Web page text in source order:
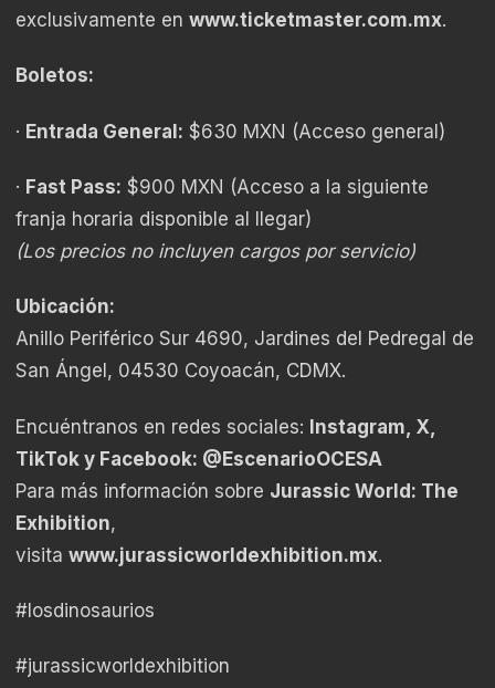
exclusivamente en www.ticketmaster.com.mx.
Boletos:
· Entrada General: $630 MXN (Acceso general)
· Fast Pass: $900 MXN (Acceso a la siguiente
franja horaria disponible al llegar)
(Los precios no incluyen cargos por servicio)
Ubicación:
Anillo Periférico Sur 4690, Jardines del Pedregal de
San Ángel, 04530 Coyoacán, CDMX.
Encuéntranos en redes sociales: Instagram, X,
TikTok y Facebook: @EscenarioOCESA
Para más información sobre Jurassic World: The
Exhibition,
visita www.jurassicworldexhibition.mx.
#losdinosaurios
#jurassicworldexhibition